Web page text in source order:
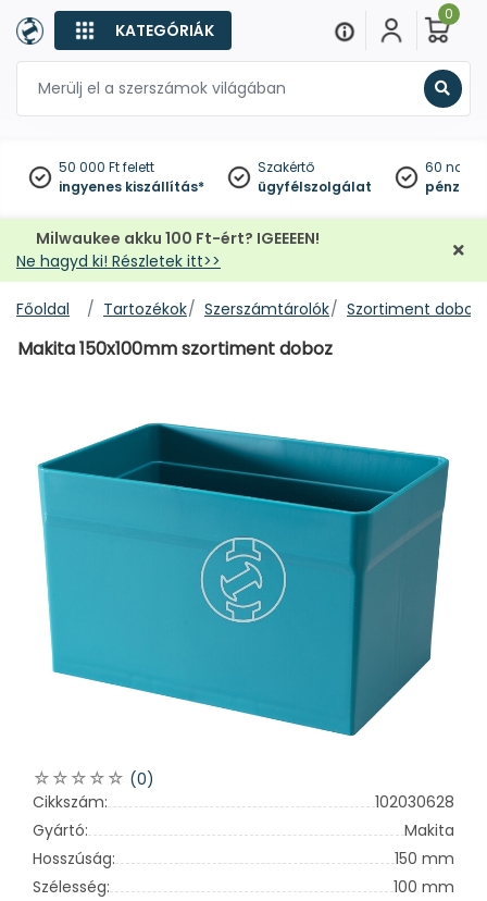
KATEGÓRIÁK
0
50 000 Ft felett
ingyenes kiszállítás*
Szakértő
ügyfélszolgálat
60
Milwaukee akku 100 Ft-ért? IGEEEEN!
Ne hagyd ki! Részletek itt>>
Főoldal Tartozékok Szerszámtárolók Szortiment
Makita 150x100mm szortiment doboz
(0)
Cikkszám:
102030628
Gyártó:
Makita
Hosszúság:
150 mm
Szélesség:
100 mm